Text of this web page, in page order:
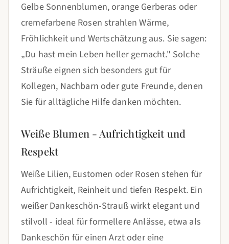
Gelbe Sonnenblumen, orange Gerberas oder
cremefarbene Rosen strahlen Wärme,
Fröhlichkeit und Wertschätzung aus. Sie sagen:
„Du hast mein Leben heller gemacht." Solche
Sträuße eignen sich besonders gut für
Kollegen, Nachbarn oder gute Freunde, denen
Sie für alltägliche Hilfe danken möchten.
Weiße Blumen - Aufrichtigkeit und
Respekt
Weiße Lilien, Eustomen oder Rosen stehen für
Aufrichtigkeit, Reinheit und tiefen Respekt. Ein
weißer Dankeschön-Strauß wirkt elegant und
stilvoll - ideal für formellere Anlässe, etwa als
Dankeschön für einen Arzt oder eine